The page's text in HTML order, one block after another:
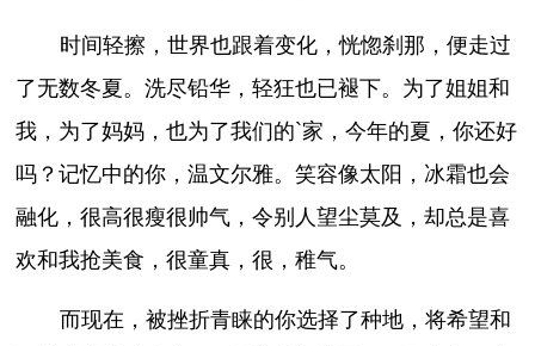
时间轻擦，世界也跟着变化，恍惚刹那，便走过
了无数冬夏。洗尽铅华，轻狂也已褪下。为了姐姐和
我，为了妈妈，也为了我们的`家，今年的夏，你还好
吗？记忆中的你，温文尔雅。笑容像太阳，冰霜也会
融化，很高很瘦很帅气，令别人望尘莫及，却总是喜
欢和我抢美食，很童真，很，稚气。
而现在，被挫折青睐的你选择了种地，将希望和